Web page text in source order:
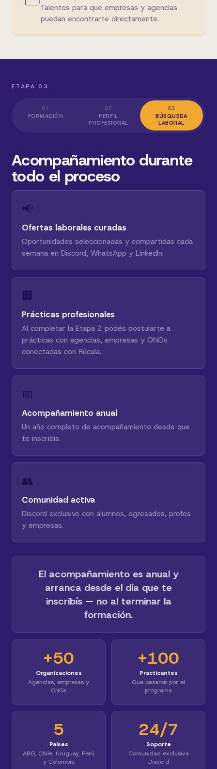
Talentos para que empresas y agencias
puedan encontrarte directamente.
ETAPA 03
01
FORMACIÓN
02
PERFIL
PROFESIONAL
03
BÚSQUEDA
LABORAL
Acompañamiento durante
todo el proceso
📢
Ofertas laborales curadas
Oportunidades seleccionadas y compartidas cada
semana en Discord, WhatsApp y LinkedIn.
🏢
Prácticas profesionales
Al completar la Etapa 2 podés postularte a
prácticas con agencias, empresas y ONGs
conectadas con Rúcula.
📅
Acompañamiento anual
Un año completo de acompañamiento desde que
te inscribís.
👥
Comunidad activa
Discord exclusivo con alumnos, egresados, profes
y empresas.
El acompañamiento es anual y
arranca desde el día que te
inscribís — no al terminar la
formación.
+50
Organizaciones
Agencias, empresas y
ONGs
+100
Practicantes
Que pasaron por el
programa
5
Países
ARG, Chile, Uruguay, Perú
y Colombia
24/7
Soporte
Comunidad exclusiva
Discord